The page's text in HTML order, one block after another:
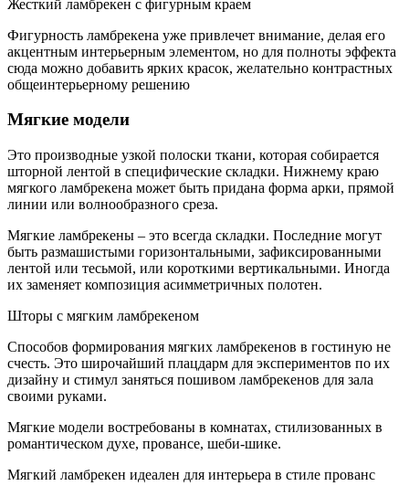
Жесткий ламбрекен с фигурным краем
Фигурность ламбрекена уже привлечет внимание, делая его
акцентным интерьерным элементом, но для полноты эффекта
сюда можно добавить ярких красок, желательно контрастных
общеинтерьерному решению
Мягкие модели
Это производные узкой полоски ткани, которая собирается
шторной лентой в специфические складки. Нижнему краю
мягкого ламбрекена может быть придана форма арки, прямой
линии или волнообразного среза.
Мягкие ламбрекены – это всегда складки. Последние могут
быть размашистыми горизонтальными, зафиксированными
лентой или тесьмой, или короткими вертикальными. Иногда
их заменяет композиция асимметричных полотен.
Шторы с мягким ламбрекеном
Способов формирования мягких ламбрекенов в гостиную не
счесть. Это широчайший плацдарм для экспериментов по их
дизайну и стимул заняться пошивом ламбрекенов для зала
своими руками.
Мягкие модели востребованы в комнатах, стилизованных в
романтическом духе, провансе, шеби-шике.
Мягкий ламбрекен идеален для интерьера в стиле прованс